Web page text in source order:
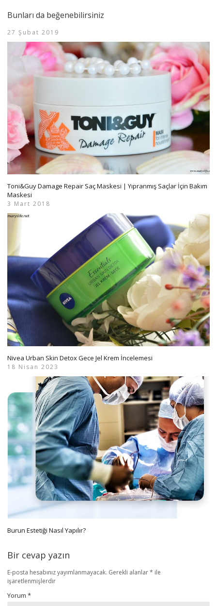
Bunları da beğenebilirsiniz
27 Şubat 2019
Toni&Guy Damage Repair Saç Maskesi | Yıpranmış Saçlar İçin Bakım
Maskesi
3 Mart 2018
Nivea Urban Skin Detox Gece Jel Krem İncelemesi
18 Nisan 2023
Burun Estetiği Nasıl Yapılır?
Bir cevap yazın
E-posta hesabınız yayımlanmayacak. Gerekli alanlar* ile
işaretlenmişlerdir
Yorum *